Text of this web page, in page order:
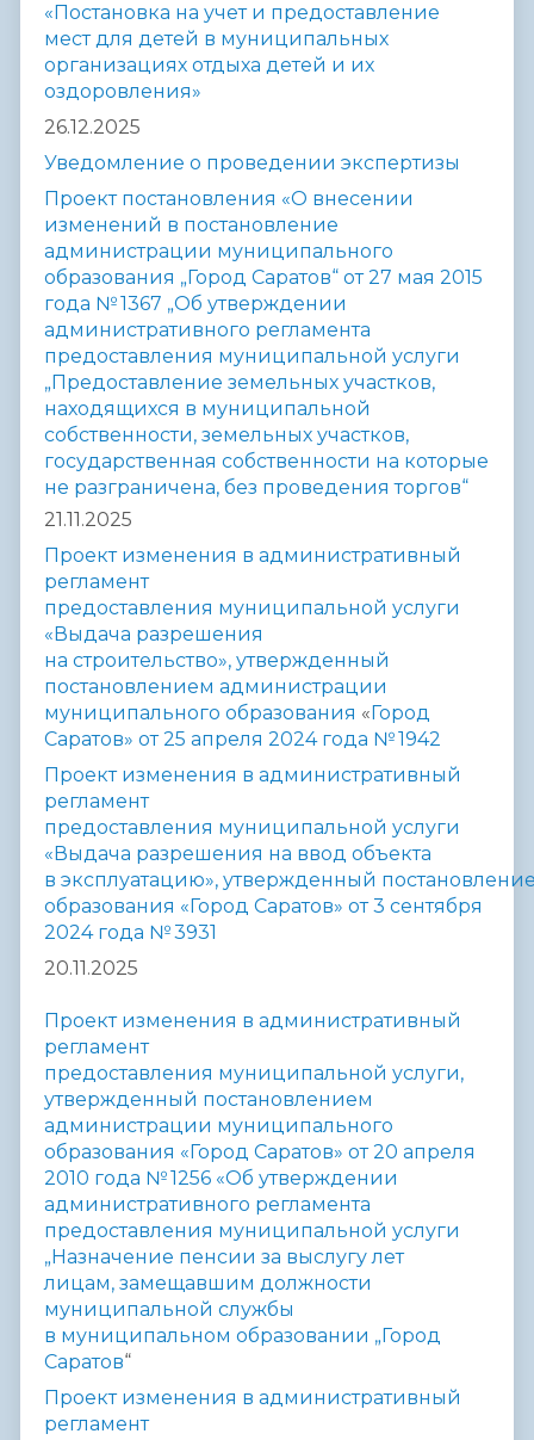
«Постановка на учет и предоставление
мест для детей в муниципальных
организациях отдыха детей и их
оздоровления»
26.12.2025
Уведомление о проведении экспертизы
Проект постановления «О внесении
изменений в постановление
администрации муниципального
образования „Город Саратов“ от 27 мая 2015
года № 1367 „Об утверждении
административного регламента
предоставления муниципальной услуги
„Предоставление земельных участков,
находящихся в муниципальной
собственности, земельных участков,
государственная собственности на которые
не разграничена, без проведения торгов“
21.11.2025
Проект изменения в административный
регламент
предоставления муниципальной услуги
«Выдача разрешения
на строительство», утвержденный
постановлением администрации
муниципального образования «Город
Саратов» от 25 апреля 2024 года № 1942
Проект изменения в административный
регламент
предоставления муниципальной услуги
«Выдача разрешения на ввод объекта
в эксплуатацию», утвержденный
образования «Город Саратов» от 3 сентября
2024 года № 3931
20.11.2025
Проект изменения в административный
регламент
предоставления муниципальной услуги,
утвержденный постановлением
администрации муниципального
образования «Город Саратов» от 20 апреля
2010 года № 1256 «Об утверждении
административного регламента
предоставления муниципальной услуги
„Назначение пенсии за выслугу лет
лицам, замещавшим должности
муниципальной службы
в муниципальном образовании „Город
Саратов“
Проект изменения в административный
регламент